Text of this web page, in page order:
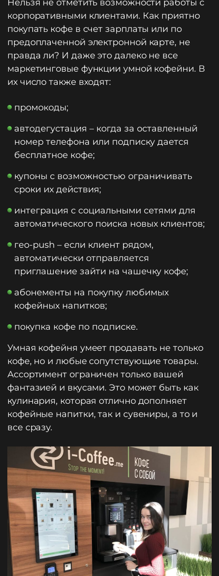
Нельзя не отметить возможности работы с
корпоративными клиентами. Как приятно
покупать кофе в счет зарплаты или по
предоплаченной электронной карте, не
правда ли? И даже это далеко не все
маркетинговые функции умной кофейни. В
их число также входят:
промокоды;
автодегустация – когда за оставленный
номер телефона или подписку дается
бесплатное кофе;
купоны с возможностью ограничивать
сроки их действия;
интеграция с социальными сетями для
автоматического поиска новых клиентов;
гео-push – если клиент рядом,
автоматически отправляется
приглашение зайти на чашечку кофе;
абонементы на покупку любимых
кофейных напитков;
покупка кофе по подписке.
Умная кофейня умеет продавать не только
кофе, но и любые сопутствующие товары.
Ассортимент ограничен только вашей
фантазией и вкусами. Это может быть как
кулинария, которая отлично дополняет
кофейные напитки, так и сувениры, а то и
все сразу.